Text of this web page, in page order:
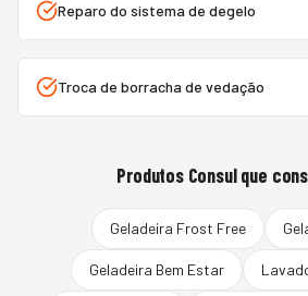
Reparo do sistema de degelo
Troca de borracha de vedação
Produtos Consulque
Geladeira Frost Free
Geladeira Bem Estar